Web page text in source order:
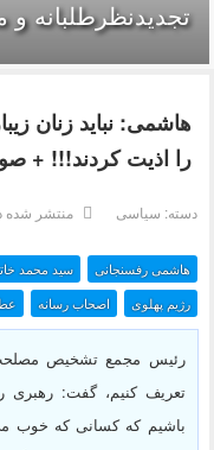
تجدیدنظرطلبانه
هاشمی: نباید زنان
را اذیت کردند!!! +
دسته: سیاسی منتشر شده در 20 ارديبهشت
هاشمی رفسنجانی سید محمد
اصحاب رسانه رژیم پهلوی
رئیس مجمع تشخیص مصلحت
تعریف کنیم، گفت: رهبری
باشیم که کسانی که خوب